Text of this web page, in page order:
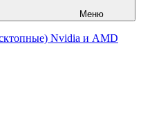
Меню
Nvidia и AMD